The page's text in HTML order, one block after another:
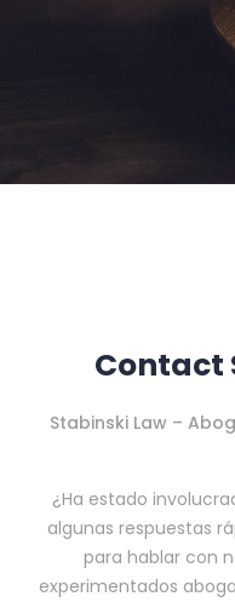
Contact
Stabinski Law –
¿Ha estado
algunas respuestas
para hablar con
experimentados